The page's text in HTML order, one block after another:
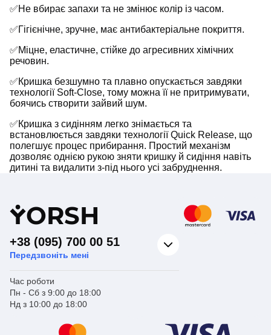
✅Не вбирає запахи та не змінює колір із часом.
✅Гігієнічне, зручне, має антибактеріальне покриття.
✅Міцне, еластичне, стійке до агресивних хімічних
речовин.
✅Кришка безшумно та плавно опускається завдяки
технології Soft-Close, тому можна її не притримувати,
боячись створити зайвий шум.
✅Кришка з сидінням легко знімається та
встановлюється завдяки технології Quick Release, що
полегшує процес прибирання. Простий механізм
дозволяє однією рукою зняти кришку й сидіння навіть
дитині та видалити з-під нього усі забруднення.
YORSH
+38 (095) 700 00 51
Передзвоніть мені
Час роботи
Пн - Сб з 9:00 до 18:00
Нд з 10:00 до 18:00